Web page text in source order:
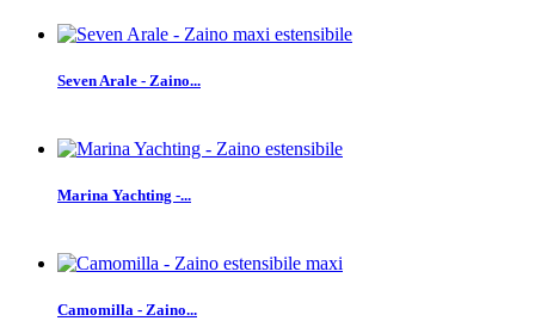
Seven Arale - Zaino...
Marina Yachting -...
Camomilla - Zaino...